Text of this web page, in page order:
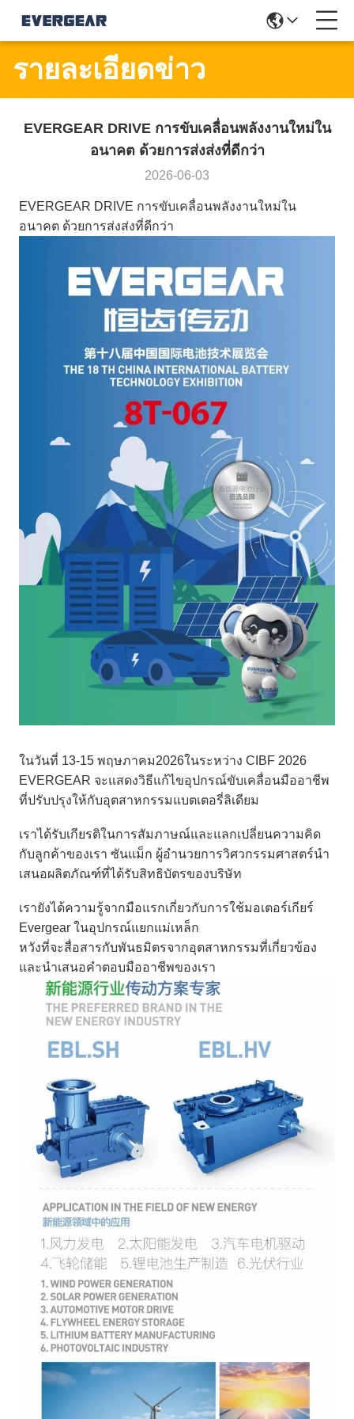
รายละเอียดข่าว
EVERGEAR DRIVE การขับเคลื่อนพลังงานใหม่ใน
อนาคต ด้วยการส่งส่งที่ดีกว่า
2026-06-03
EVERGEAR DRIVE การขับเคลื่อนพลังงานใหม่ใน
อนาคต ด้วยการส่งส่งที่ดีกว่า
ในวันที่ 13-15 พฤษภาคม2026ในระหว่าง CIBF 2026
EVERGEAR จะแสดงวิธีแก้ไขอุปกรณ์ขับเคลื่อนมืออาชีพ
ที่ปรับปรุงให้กับอุตสาหกรรมแบตเตอรี่ลิเดียม
เราได้รับเกียรติในการสัมภาษณ์และแลกเปลี่ยนความคิด
กับลูกค้าของเรา ซันแม็ก ผู้อํานวยการวิศวกรรมศาสตร์นํา
เสนอผลิตภัณฑ์ที่ได้รับสิทธิบัตรของบริษัท
เรายังได้ความรู้จากมือแรกเกี่ยวกับการใช้มอเตอร์เกียร์
Evergear ในอุปกรณ์แยกแม่เหล็ก
หวังที่จะสื่อสารกับพันธมิตรจากอุตสาหกรรมที่เกี่ยวข้อง
และนําเสนอคําตอบมืออาชีพของเรา